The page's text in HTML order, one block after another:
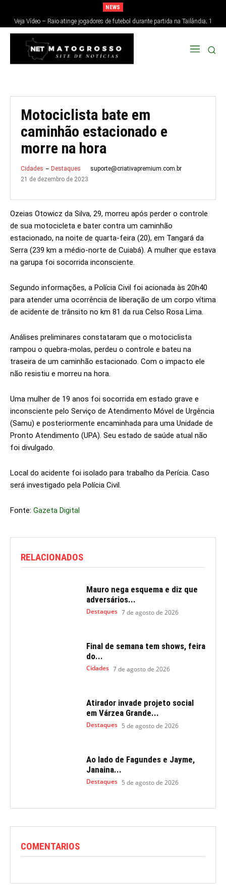
NEWS
Veja Vídeo – Raio atinge jogadores de futebol durante partida na Tailândia; 1
morre e 12 ficam feridos
Motociclista bate em
caminhão estacionado e
morre na hora
Cidades Destaques
suporte@criativapremium.com.br
21 de dezembro de 2023
Ozeias Otowicz da Silva, 29, morreu após perder o controle
de sua motocicleta e bater contra um caminhão
estacionado, na noite de quarta-feira (20), em Tangará da
Serra (239 km a médio-norte de Cuiabá). A mulher que estava
na garupa foi socorrida inconsciente.
Segundo informações, a Polícia Civil foi acionada às 20h40
para atender uma ocorrência de liberação de um corpo vítima
de acidente de trânsito no km 81 da rua Celso Rosa Lima.
Análises preliminares constataram que o motociclista
rampou o quebra-molas, perdeu o controle e bateu na
traseira de um caminhão estacionado. Com o impacto ele
não resistiu e morreu na hora.
Uma mulher de 19 anos foi socorrida em estado grave e
inconsciente pelo Serviço de Atendimento Móvel de Urgência
(Samu) e posteriormente encaminhada para uma Unidade de
Pronto Atendimento (UPA). Seu estado de saúde atual não
foi divulgado.
Local do acidente foi isolado para trabalho da Perícia. Caso
será investigado pela Polícia Civil.
Fonte: Gazeta Digital
RELACIONADOS
Mauro nega esquema e diz que
adversários...
Destaques 7 de agosto de 2026
Final de semana tem shows, feira
do...
Cidades 7 de agosto de 2026
Atirador invade projeto social
em Várzea Grande...
Destaques 5 de agosto de 2026
Ao lado de Fagundes e Jayme,
Janaina...
Destaques 5 de agosto de 2026
COMENTARIOS